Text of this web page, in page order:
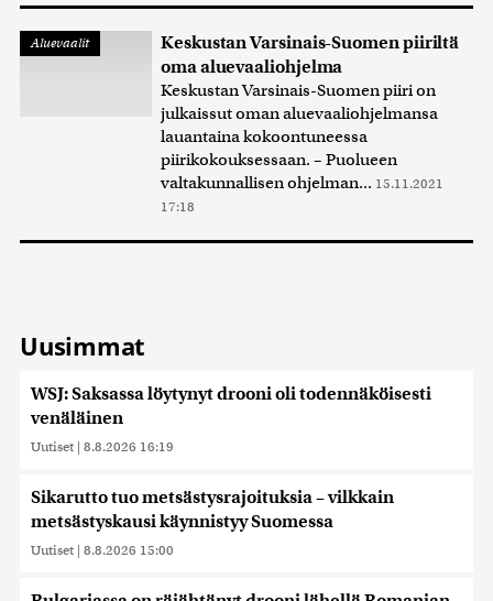
Aluevaalit
Keskustan Varsinais-Suomen piiriltä
oma aluevaaliohjelma
Keskustan Varsinais-Suomen piiri on
julkaissut oman aluevaaliohjelmansa
lauantaina kokoontuneessa
piirikokouksessaan. – Puolueen
valtakunnallisen ohjelman... 15.11.2021
17:18
Uusimmat
WSJ: Saksassa löytynyt drooni oli todennäköisesti
venäläinen
Uutiset | 8.8.2026 16:19
Sikarutto tuo metsästysrajoituksia – vilkkain
metsästyskausi käynnistyy Suomessa
Uutiset | 8.8.2026 15:00